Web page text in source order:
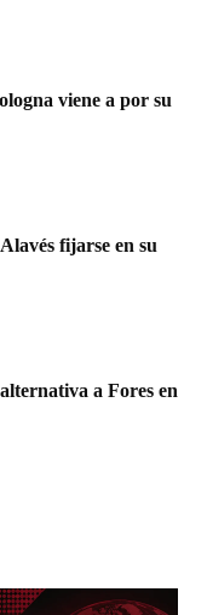
viene a por su
fijarse en su
a Fores en